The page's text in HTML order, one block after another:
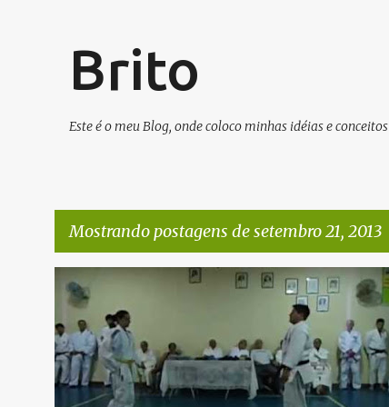
Brito
Este é o meu Blog, onde coloco minhas idéias e conceitos
Mostrando postagens de setembro 21, 2013
P
o
s
t
ARTES MARCIAIS VÍDEOS